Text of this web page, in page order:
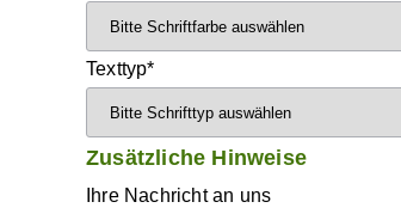
Texttyp*
Zusätzliche Hinweise
Ihre Nachricht an uns